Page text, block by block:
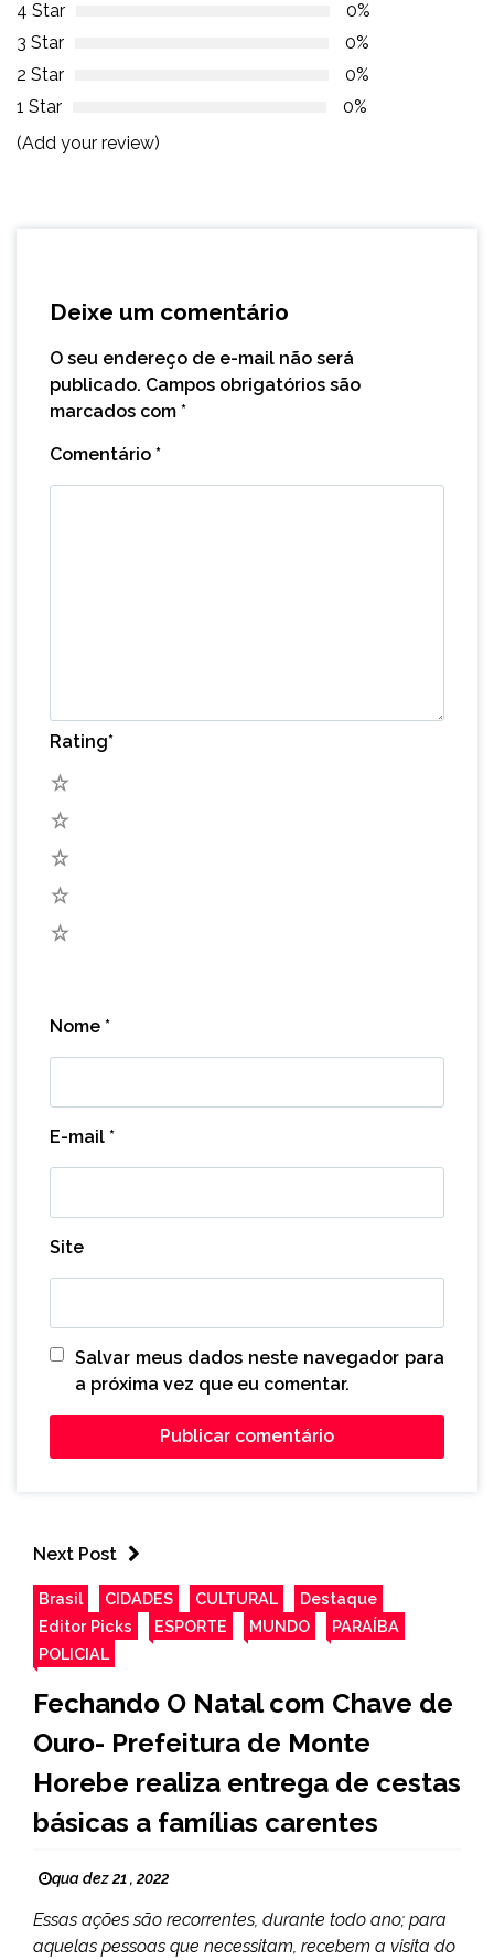
4 Star
0%
3 Star
0%
2 Star
0%
1 Star
0%
(Add your review)
Deixe um comentário
O seu endereço de e-mail não será
publicado. Campos obrigatórios são
marcados com *
Comentário *
Rating*
Nome *
E-mail *
Site
Salvar meus dados neste navegador para
a próxima vez que eu comentar.
Next Post
Brasil CIDADES CULTURAL
Destaque
Editor Picks
ESPORTE MUNDO
PARAÍBA
POLICIAL
Fechando O Natal com Chave de
Ouro- Prefeitura de Monte
Horebe realiza entrega de cestas
básicas a famílias carentes
qua dez 21 , 2022
Essas ações são recorrentes, durante todo ano; para
aquelas pessoas que necessitam, recebem a visita do